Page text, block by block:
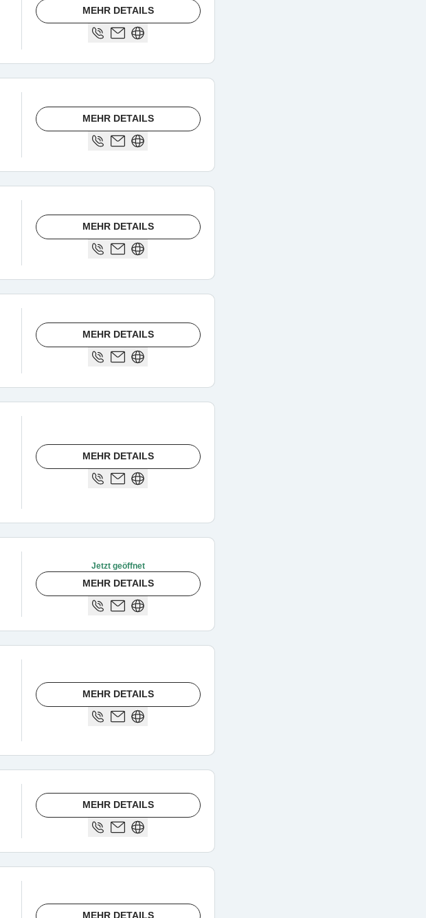
MEHR DETAILS
MEHR DETAILS
MEHR DETAILS
MEHR DETAILS
MEHR DETAILS
Jetzt geöffnet
MEHR DETAILS
MEHR DETAILS
MEHR DETAILS
MEHR DETAILS